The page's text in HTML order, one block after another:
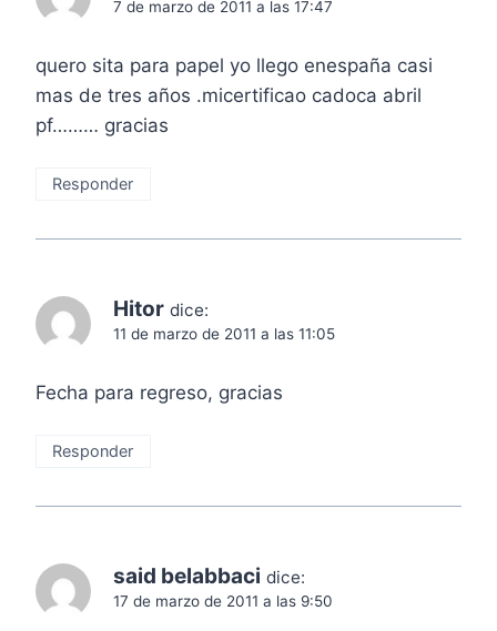
7 de marzo de 2011 a las 17:47
quero sita para papel yo llego enespaña casi
mas de tres años .micertificao cadoca abril
pf……… gracias
Responder
Hitor dice:
11 de marzo de 2011 a las 11:05
Fecha para regreso, gracias
Responder
said belabbaci dice:
17 de marzo de 2011 a las 9:50